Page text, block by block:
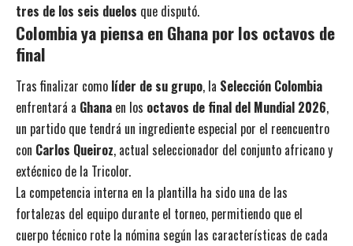
tres de los seis duelos que disputó.
Colombia ya piensa en Ghana por los octavos de
final
Tras finalizar como líder de su grupo, la Selección Colombia
enfrentará a Ghana en los octavos de final del Mundial 2026,
un partido que tendrá un ingrediente especial por el reencuentro
con Carlos Queiroz, actual seleccionador del conjunto africano y
extécnico de la Tricolor.
La competencia interna en la plantilla ha sido una de las
fortalezas del equipo durante el torneo, permitiendo que el
cuerpo técnico rote la nómina según las características de cada